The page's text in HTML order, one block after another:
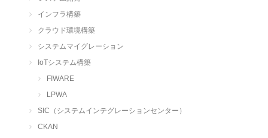
インフラ構築
クラウド環境構築
システムマイグレーション
IoTシステム構築
FIWARE
LPWA
SIC（システムインテグレーションセンター）
CKAN